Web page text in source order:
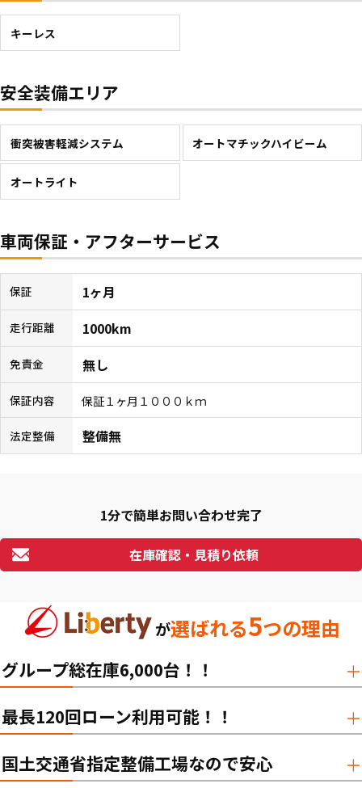
キーレス
安全装備エリア
衝突被害軽減システム オートマチックハイビーム
オートライト
車両保証・アフターサービス
保証 1ヶ月
走行距離 1000km
免責金 無し
保証内容 保証１ヶ月１０００ｋｍ
法定整備 整備無
1分で簡単お問い合わせ完了
在庫確認・見積り依頼
が選ばれる5つの理由
グループ総在庫6,000台！！
最長120回ローン利用可能！！
国土交通省指定整備工場なので安心